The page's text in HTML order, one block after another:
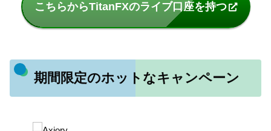
こちらからTitanFXのライブ口座を持つ
期間限定のホットなキャンペーン